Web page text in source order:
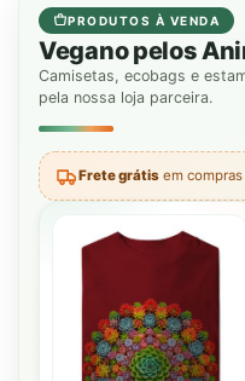
PRODUTOS À VENDA
Vegano pelos
Camisetas, ecobags e
pela nossa loja parceira.
Frete grátis em